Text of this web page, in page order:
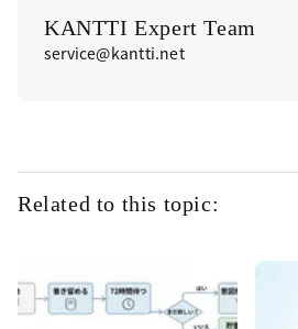
KANTTI Expert Team
service@kantti.net
Related to this topic: